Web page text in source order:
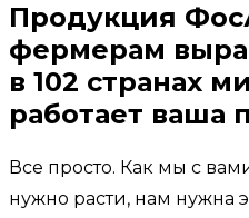
Продукция
фермерам
в 102 странах
работает ваша
Все просто. Как мы с
нужно расти, нам нужна